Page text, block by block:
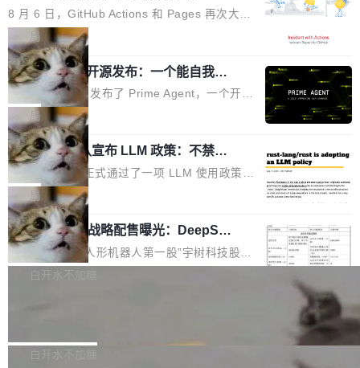
026 的读者：「看了篇 ...
认为最重要的一个——复杂度恰到好处，刚好能
驱动你去学 CuTe，但还没被那些"邪恶的" Hopp
er++ 优化所淹没，足够容易修改和适配。 更关
键的是 FA2 的持久性...
型智能设备的开发、连接与互联提供关键支撑，
也为产业链企业探索产品创新与商业增长打开新
的空间。 8月14日，开源鸿蒙智能硬件开发者日
（OHDD：OpenHarmony Hardware Develope
r Day）将在杭州启航。活动面向智能硬件产业
链企业和开发者，邀请行业专家与资深技术顾
问，围绕开源鸿蒙技术能力、设备适配、芯片适
配、功耗与稳定性调优、兼容性测评及统一互联
等内容展开系统讲解和实战交流，帮助企业进一
步了解开源鸿蒙在智能...
8 月 6 日，GitHub Actions 和 Pages 再次大规
模服务降级，Actions 完全不可用超过 5 小时，
webhook 停发，连自托管 runner 也因调度层故
障无法工作。Pages、Copilot code review、C
opilot coding agent 全部受影响。从检测到完全
恢复，大约 12 小时。 这是 2026 年 8 月的第六
起事故，其中四起与 AI/Copilot 服务相关。 Git
Hub 员工 kdaigle 在 HN 讨论中贴出了一组数
据：2025 年全年 10 亿次 commit。现在，每周
2.75 亿次，全年预计 140 亿次。GitHub...
局
Prime Agent 开源发布：一个能自我改
进的编程 Agent，ARC-AGI 3 超越人类
专家基线
Prime Intellect 发布了 Prime Agent，一个开源
的编程 Agent Harness，核心设计围绕两个抽
象：Recursive Language Model（RLM）和 C
ontinual Harness。在 ARC-AGI 3 基准测试
上，Prime Agent + Opus 5 的组合达到了 95.
5% RHAE Best@1，超过了 ARC 报告的人类专
家基线 95.4%。 不是又一个 coding agent 包装
器 Prime Agent 的架构和市面上大多数 coding
agent 有本质区别。大多数 agent harness 的设
计是基于早期模型的能力—...
局
Rust 项目团队宣布 LLM 政策：不禁
止，但你要承认哪些代码不是你写的
Rust 语言项目正式通过了一项 LLM 使用政策，
覆盖 rust-lang/rust 单一仓库的代码贡献。这不
是项目级别的官方立场，目前由五个团队采纳，
但它可能是主流开源项目中关于 AI 辅助贡献最
细致的一份规则。 政策的核心只有一句话：LLM
可以用来分析、提炼、审阅、建议，但不能用来
不得生成涉及安全性的关键变更，除非作者本身
局
宇树科技 IPO 战略配售曝光：DeepSe
ek 获配 93.3 万股，锁定 36 个月
8月6日晚间，“人形机器人第一股”宇树科技股份
有限公司披露IPO发行价格及战略配售结果，杭
36个月。 公告显示，本次宇树科技战略配售对
白开水不加糖
Bug fixes and enhancements 修复多次传递同
白开水不加糖